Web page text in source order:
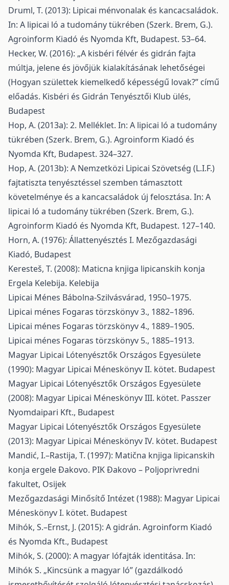
Druml, T. (2013): Lipicai ménvonalak és kancacsaládok.
In: A lipicai ló a tudomány tükrében (Szerk. Brem, G.).
Agroinform Kiadó és Nyomda Kft, Budapest. 53–64.
Hecker, W. (2016): „A kisbéri félvér és gidrán fajta
múltja, jelene és jövőjük kialakításának lehetőségei
(Hogyan születtek kiemelkedő képességű lovak?” című
előadás. Kisbéri és Gidrán Tenyésztői Klub ülés,
Budapest
Hop, A. (2013a): 2. Melléklet. In: A lipicai ló a tudomány
tükrében (Szerk. Brem, G.). Agroinform Kiadó és
Nyomda Kft, Budapest. 324–327.
Hop, A. (2013b): A Nemzetközi Lipicai Szövetség (L.I.F.)
fajtatiszta tenyésztéssel szemben támasztott
követelménye és a kancacsaládok új felosztása. In: A
lipicai ló a tudomány tükrében (Szerk. Brem, G.).
Agroinform Kiadó és Nyomda Kft, Budapest. 127–140.
Horn, A. (1976): Állattenyésztés I. Mezőgazdasági
Kiadó, Budapest
Keresteš, T. (2008): Maticna knjiga lipicanskih konja
Ergela Kelebija. Kelebija
Lipicai Ménes Bábolna-Szilvásvárad, 1950–1975.
Lipicai ménes Fogaras törzskönyv 3., 1882–1896.
Lipicai ménes Fogaras törzskönyv 4., 1889–1905.
Lipicai ménes Fogaras törzskönyv 5., 1885–1913.
Magyar Lipicai Lótenyésztők Országos Egyesülete
(1990): Magyar Lipicai Méneskönyv II. kötet. Budapest
Magyar Lipicai Lótenyésztők Országos Egyesülete
(2008): Magyar Lipicai Méneskönyv III. kötet. Passzer
Nyomdaipari Kft., Budapest
Magyar Lipicai Lótenyésztők Országos Egyesülete
(2013): Magyar Lipicai Méneskönyv IV. kötet. Budapest
Mandić, I.–Rastija, T. (1997): Matična knjiga lipicanskih
konja ergele Đakovo. PIK Đakovo – Poljoprivredni
fakultet, Osijek
Mezőgazdasági Minősítő Intézet (1988): Magyar Lipicai
Méneskönyv I. kötet. Budapest
Mihók, S.–Ernst, J. (2015): A gidrán. Agroinform Kiadó
és Nyomda Kft., Budapest
Mihók, S. (2000): A magyar lófajták identitása. In:
Mihók S. „Kincsünk a magyar ló” (gazdálkodó